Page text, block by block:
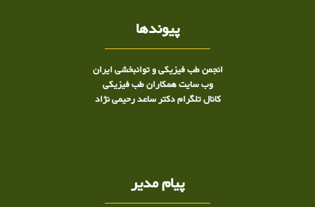
پیوندها
انجمن طب فیزیکی و توانبخشی ایران
وب سایت همکاران طب فیزیکی
کانال تلگرام دکتر ساعد رحیمی نژاد
پیام مدیر